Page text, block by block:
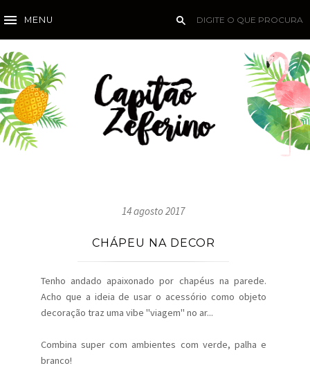
MENU
14 agosto 2017
CHÁPEU NA DECOR
Tenho andado apaixonado por chapéus na parede.
Acho que a ideia de usar o acessório como objeto
decoração traz uma vibe "viagem" no ar...
Combina super com ambientes com verde, palha e
branco!